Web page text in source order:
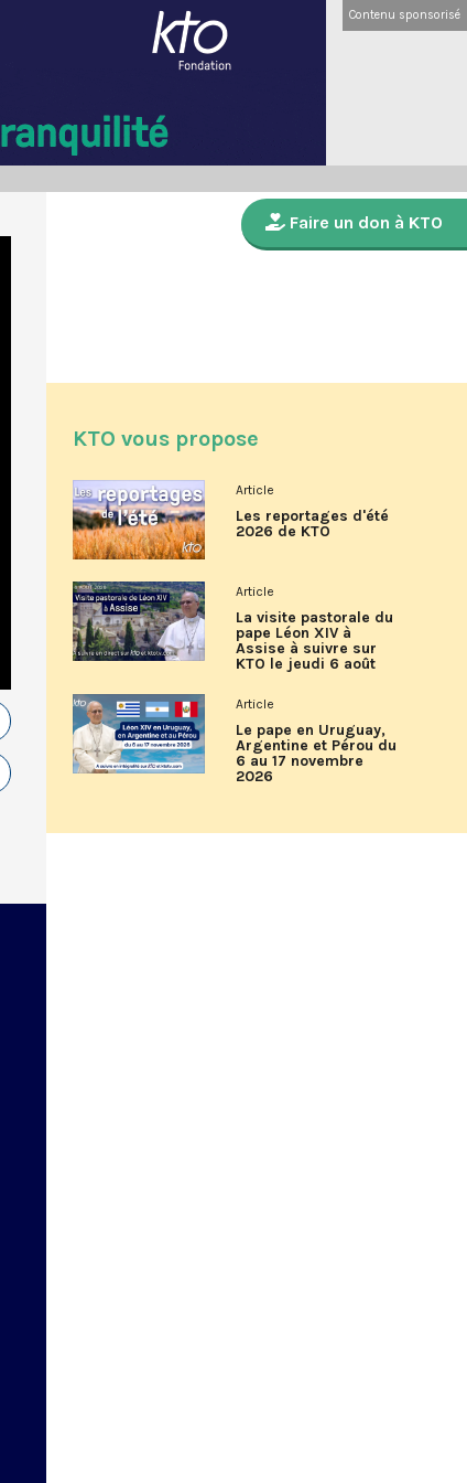
Contenu sponsorisé
Faire un don à KTO
KTO vous propose
Article
Les reportages d'été
2026 de KTO
Article
La visite pastorale du
pape Léon XIV à
Assise à suivre sur
KTO le jeudi 6 août
Article
Le pape en Uruguay,
Argentine et Pérou du
6 au 17 novembre
2026